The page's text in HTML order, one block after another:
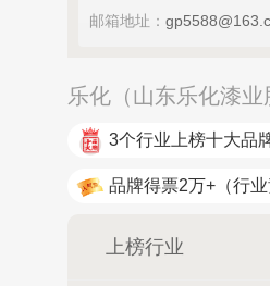
邮箱地址：
乐化（山东乐化漆
3个行业上榜十大品
品牌得票2万+ （行
上榜行业